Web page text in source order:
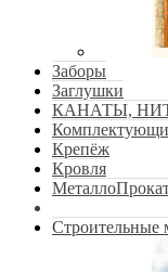
Заборы
Заглушки
КАНАТЫ,
Крепёж
Кровля
Строительные